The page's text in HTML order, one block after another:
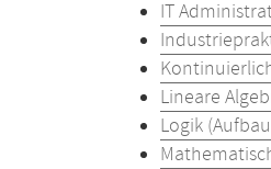
IT
Lineare
Logik